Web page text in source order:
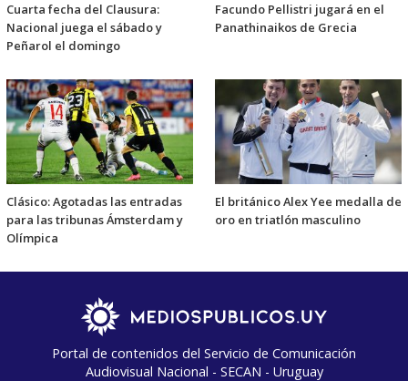
Cuarta fecha del Clausura:
Nacional juega el sábado y
Peñarol el domingo
Facundo Pellistri jugará en el
Panathinaikos de Grecia
Clásico: Agotadas las entradas
para las tribunas Ámsterdam y
Olímpica
El británico Alex Yee medalla de
oro en triatlón masculino
Portal de contenidos del Servicio de Comunicación
Audiovisual Nacional - SECAN - Uruguay